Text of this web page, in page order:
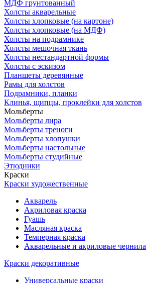
МДФ грунтованный
Холсты акварельные
Холсты хлопковые (на картоне)
Холсты хлопковые (на МДФ)
Холсты на подрамнике
Холсты мешочная ткань
Холсты нестандартной формы
Холсты с эскизом
Планшеты деревянные
Рамы для холстов
Подрамники, планки
Клинья, щипцы, проклейки для холстов
Мольберты
Мольберты лира
Мольберты треноги
Мольберты хлопушки
Мольберты настольные
Мольберты студийные
Этюдники
Краски
Краски художественные
Акварель
Акриловая краска
Гуашь
Масляная краска
Темперная краска
Акварельные и акриловые чернила
Краски декоративные
Универсальные краски